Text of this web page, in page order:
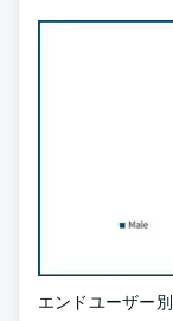
エンドユーザー